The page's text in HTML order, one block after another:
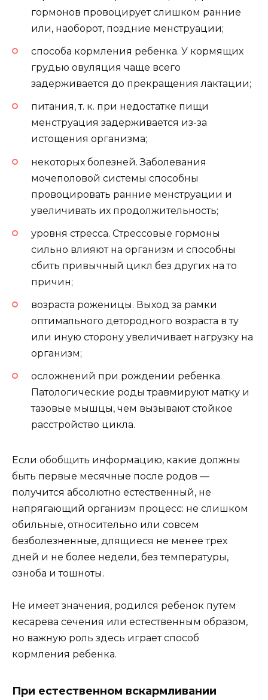
гормонов провоцирует слишком ранние
или, наоборот, поздние менструации;
способа кормления ребенка. У кормящих
грудью овуляция чаще всего
задерживается до прекращения лактации;
питания, т. к. при недостатке пищи
менструация задерживается из-за
истощения организма;
некоторых болезней. Заболевания
мочеполовой системы способны
провоцировать ранние менструации и
увеличивать их продолжительность;
уровня стресса. Стрессовые гормоны
сильно влияют на организм и способны
сбить привычный цикл без других на то
причин;
возраста роженицы. Выход за рамки
оптимального детородного возраста в ту
или иную сторону увеличивает нагрузку на
организм;
осложнений при рождении ребенка.
Патологические роды травмируют матку и
тазовые мышцы, чем вызывают стойкое
расстройство цикла.
Если обобщить информацию, какие должны
быть первые месячные после родов —
получится абсолютно естественный, не
напрягающий организм процесс: не слишком
обильные, относительно или совсем
безболезненные, длящиеся не менее трех
дней и не более недели, без температуры,
озноба и тошноты.
Не имеет значения, родился ребенок путем
кесарева сечения или естественным образом,
но важную роль здесь играет способ
кормления ребенка.
При естественном вскармливании